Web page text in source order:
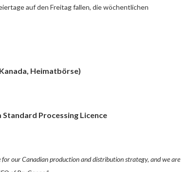
auf den Freitag fallen, die wöchentlichen
Heimatbörse)
Processing Licence
our Canadian production and distribution strategy, and we are